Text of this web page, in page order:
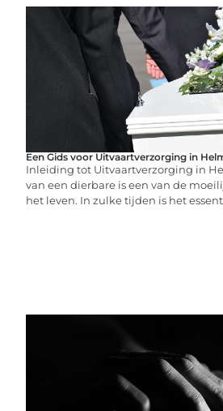
Een Gids voor Uitvaartverzorging in
Inleiding tot Uitvaartverzorging in
van een dierbare is een van de
het leven. In zulke tijden is het